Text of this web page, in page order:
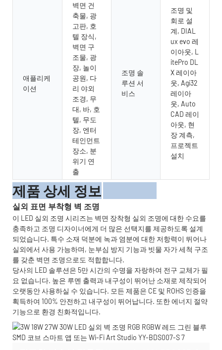
애플리케
이션
벽면 건
축물, 광
고판, 호
텔 장식,
벽면 구
조물, 광
장, 놀이
공원, 다
리 야외
조경, 무
대, 바, 호
텔, 무도
장, 엔터
테인먼트
장소, 분
위기 연
출
조명 솔
루션 서
비스
조명 및
회로 설
계, DIAL
ux evo 레
이아웃, L
itePro DL
X 레이아
웃, Agi32
레이아
웃, Auto
CAD 레이
아웃, 현
장 계측,
프로젝트
설치
제품 상세 정보
실외 표면 부착형 벽 조명
이 LED 실외 조명 시리즈는 벽면 장착형 실외 조명에 대한 수요를
충족하고 조명 디자이너에게 더 많은 선택지를 제공하도록 설계
되었습니다. 특수 소재 덕분에 녹과 염분에 대한 저항력이 뛰어나
실외에서 사용 가능하며, 눈부심 방지 기능과 빗물 자가 세척 구조
를 갖춘 벽면 조명으로도 적합합니다.
당사의 LED 솔루션은 5만 시간의 수명을 자랑하여 전구 교체가 필
요 없습니다. 높은 루멘 출력과 내구성이 뛰어난 소재로 제작되어
오랫동안 사용하실 수 있습니다. 모든 제품은 CE 및 ROHS 인증을
획득하여 100% 안전하고 내구성이 뛰어납니다. 또한 에너지 절약
기능으로 환경 친화적입니다.